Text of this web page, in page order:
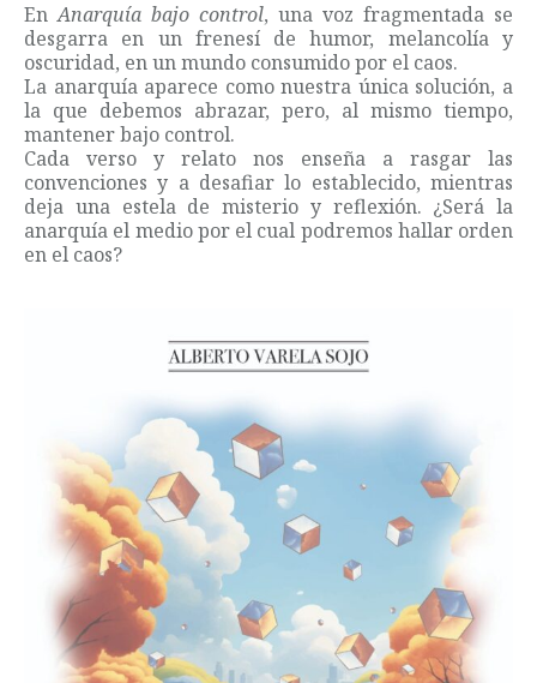
EnAnarquía bajo control, una voz fragmentada se
desgarra en un frenesí de humor, melancolía y
oscuridad, en un mundo consumido por el caos.
La anarquía aparece como nuestra única solución, a
la que debemos abrazar, pero, al mismo tiempo,
mantener bajo control.
Cada verso y relato nos enseña a rasgar las
convenciones y a desafiar lo establecido, mientras
deja una estela de misterio y reflexión. ¿Será la
anarquía el medio por el cual podremos hallar orden
en el caos?